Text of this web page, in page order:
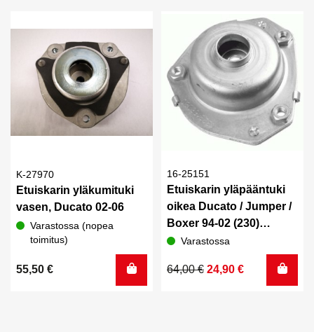
K-27970
Etuiskarin yläkumituki
vasen, Ducato 02-06
Varastossa (nopea
toimitus)
55,50 €
16-25151
Etuiskarin yläpääntuki
oikea Ducato / Jumper /
Boxer 94-02 (230)
Lemförder
Varastossa
64,00€
Alkuperäinen
24,90 €
Nykyinen